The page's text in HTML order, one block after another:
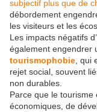
subjectif plus que de
débordement
les visiteurs et les
Les impacts négatifs
également engendrer
tourismophobie ,
rejet social, souvent
non durables.
Parce que le
économiques, de